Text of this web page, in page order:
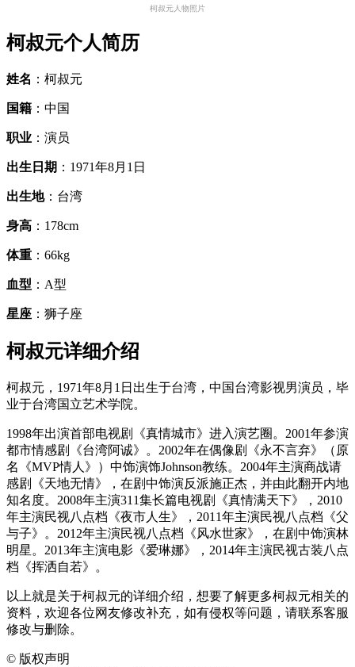
柯叔元人物照片
柯叔元个人简历
姓名 ：柯叔元
国籍 ：中国
职业 ：演员
出生日期 ：1971年8月1日
出生地：台湾
身高 ：178cm
体重 ：66kg
血型 ：A型
星座 ：狮子座
柯叔元详细介绍
柯叔元，1971年8月1日出生于台湾，中国台湾影视男演员，毕
业于台湾国立艺术学院。
1998年出演首部电视剧《真情城市》进入演艺圈。2001年参演
都市情感剧《台湾阿诚》。2002年在偶像剧《永不言弃》（原
名《MVP情人》）中饰演饰Johnson教练。2004年主演商战请
感剧《天地无情》，在剧中饰演反派施正杰，并由此翻开内地
知名度。2008年主演311集长篇电视剧《真情满天下》，2010
年主演民视八点档《夜市人生》，2011年主演民视八点档《父
与子》。2012年主演民视八点档《风水世家》，在剧中饰演林
明星。2013年主演电影《爱琳娜》，2014年主演民视古装八点
档《挥洒自若》。
以上就是关于柯叔元的详细介绍，想要了解更多柯叔元相关的
资料，欢迎各位网友修改补充，如有侵权等问题，请联系客服
修改与删除。
© 版权声明